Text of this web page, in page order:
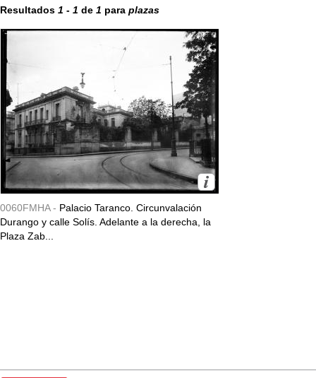
Resultados 1 - 1 de 1 para plazas
0060FMHA - Palacio Taranco. Circunvalación
Durango y calle Solís. Adelante a la derecha, la
Plaza Zab...